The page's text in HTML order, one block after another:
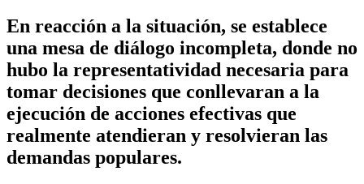
En reacción a la situación, se establece
una mesa de diálogo incompleta, donde no
hubo la representatividad necesaria para
tomar decisiones que conllevaran a la
ejecución de acciones efectivas que
realmente atendieran y resolvieran las
demandas populares.